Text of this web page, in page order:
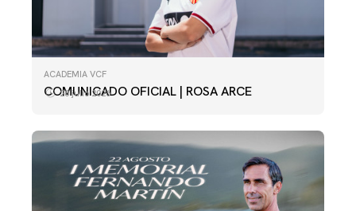
ACADEMIA VCF
COMUNICADO OFICIAL | ROSA ARCE
28 julio 2026